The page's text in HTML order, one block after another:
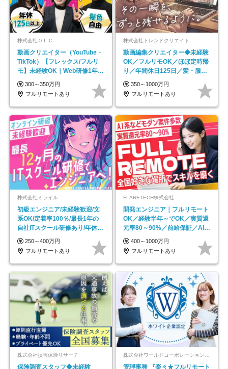
株式会社ＯＬＣ
動画クリエイター（YouTube・
TikTok）【フレックス/フルリ
モ】未経験OK｜Web研修1年間
｜副業OK
300～350万円
フルリモートあり
株式会社トレンドクリエイト
動画編集クリエイター◆未経験
OK／フルリモOK／ほぼ定時帰
り／年間休日125日／髪・服・
ネイル自由／副業OK
350～1000万円
フルリモートあり
株式会社ミライル
初級エンジニア/未経験歓迎/文
系OK/定着率100％/最長1年の
自社ITスクール研修あり/年休
130日
250～400万円
フルリモートあり
FLARETECH株式会社
開発エンジニア｜フルリモート
OK／経験半年～でOK／実質還
元率80～90%／前給保証／AI系
など最先端案件多数
400～1000万円
フルリモートあり
株式会社損害保険リサーチ
保険調査スタッフ◆未経験
管理事務 『楽々★フルリモート